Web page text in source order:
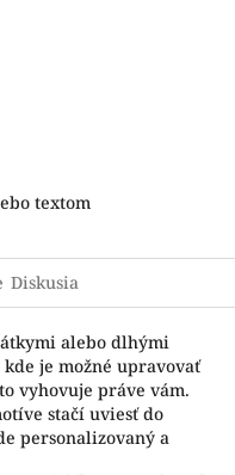
textom
Diskusia
alebo dlhými
je možné upravovať
vyhovuje práve vám.
stačí uviesť do
personalizovaný a